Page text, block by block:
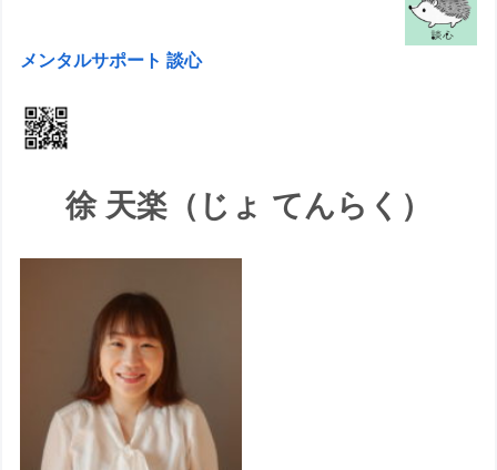
メンタルサポート 談心
徐 天楽（じょ てんらく）